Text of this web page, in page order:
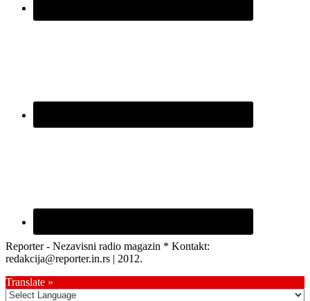
Reporter - Nezavisni radio magazin * Kontakt:
redakcija@reporter.in.rs | 2012.
Translate »